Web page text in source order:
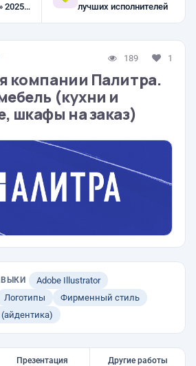
лучших исполнителей
189 1
компании Палитра.
(кухни и
шкафы на заказ)
Adobe Illustrator
Логотипы
Фирменный стиль
Презентация Другие работы